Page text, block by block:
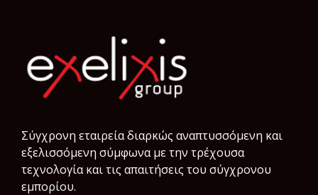
Σύγχρονη εταιρεία διαρκώς αναπτυσσόμενη και
εξελισσόμενη σύμφωνα µε την τρέχουσα
τεχνολογία και τις απαιτήσεις του σύγχρονου
εμπορίου.